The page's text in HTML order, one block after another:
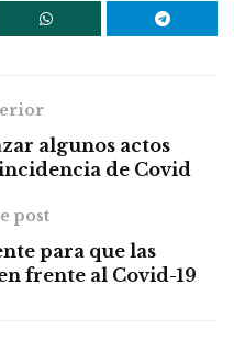
algunos actos
de Covid
post
para que las
frente al Covid-19